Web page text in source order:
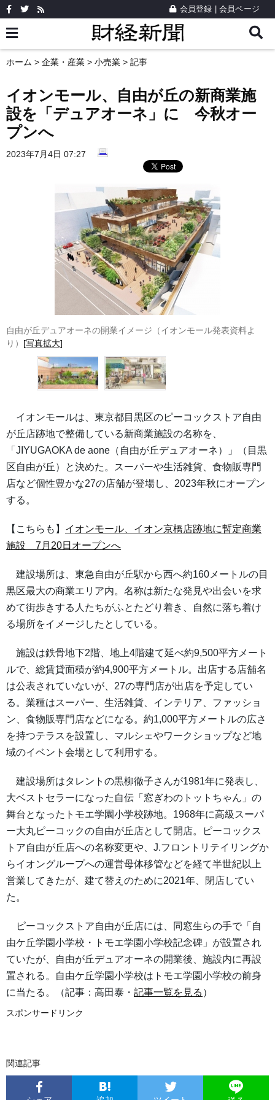
会員登録 会員ページ
ホーム > 企業・産業 > 小売業 > 記事
イオンモール、自由が丘の新商業施
設を「デュアオーネ」に 今秋オー
プンへ
2023年7月4日 07:27
自由が丘デュアオーネの開業イメージ（イオンモール発表資料よ
り） [写真拡大]
イオンモールは、東京都目黒区のピーコックストア自由
が丘店跡地で整備している新商業施設の名称を、
「JIYUGAOKA de aone（自由が丘デュアオーネ）」（目黒
区自由が丘）と決めた。スーパーや生活雑貨、食物販専門
店など個性豊かな27の店舗が登場し、2023年秋にオープン
する。
【こちらも】 イオンモール、イオン京橋店跡地に暫定商業
施設 7月20日オープンへ
建設場所は、東急自由が丘駅から西へ約160メートルの目
黒区最大の商業エリア内。名称は新たな発見や出会いを求
めて街歩きする人たちがふとたどり着き、自然に落ち着け
る場所をイメージしたとしている。
施設は鉄骨地下2階、地上4階建て延べ約9,500平方メート
ルで、総賃貸面積が約4,900平方メートル。出店する店舗名
は公表されていないが、27の専門店が出店を予定してい
る。業種はスーパー、生活雑貨、インテリア、ファッショ
ン、食物販専門店などになる。約1,000平方メートルの広さ
を持つテラスを設置し、マルシェやワークショップなど地
域のイベント会場として利用する。
建設場所はタレントの黒柳徹子さんが1981年に発表し、
大ベストセラーになった自伝「窓ぎわのトットちゃん」の
舞台となったトモエ学園小学校跡地。1968年に高級スーパ
ー大丸ピーコックの自由が丘店として開店。ピーコックス
トア自由が丘店への名称変更や、J.フロントリテイリングか
らイオングループへの運営母体移管などを経て半世紀以上
営業してきたが、建て替えのために2021年、閉店してい
た。
ピーコックストア自由が丘店には、同窓生らの手で「自
由ケ丘学園小学校・トモエ学園小学校記念碑」が設置され
ていたが、自由が丘デュアオーネの開業後、施設内に再設
置される。自由ケ丘学園小学校はトモエ学園小学校の前身
に当たる。（記事：高田泰・ 記事一覧を見る ）
スポンサードリンク
関連記事